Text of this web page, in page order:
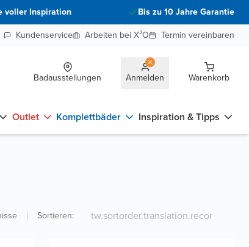
voller Inspiration
Bis zu 10 Jahre Garantie
Kundenservice
Arbeiten bei X²O Termin vereinbaren
Badausstellungen Anmelden Warenkorb
Outlet Komplettbäder Inspiration & Tipps
Sortieren: